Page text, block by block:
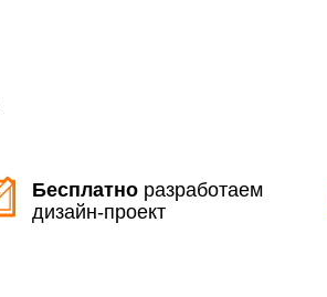
Бесплатно разработаем
дизайн-проект